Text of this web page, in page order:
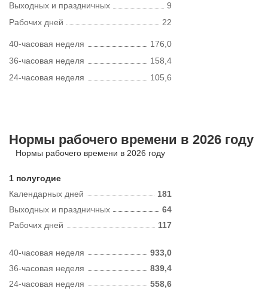
Выходных и праздничных
9
Рабочих дней
22
40-часовая неделя
176,0
36-часовая неделя
158,4
24-часовая неделя
105,6
Нормы рабочего времени в 2026 году
Нормы рабочего времени в 2026 году
1 полугодие
Календарных дней
181
Рабочих дней 117
Выходных и праздничных 64
40-часовая неделя
933,0
36-часовая неделя
839,4
24-часовая неделя
558,6